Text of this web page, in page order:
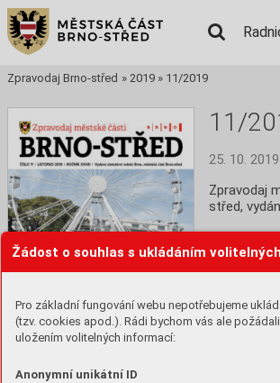
Žádost o souhlas s ukládáním
Pro základní fungování webu nepotřebujeme
(tzv. cookies apod.). Rádi bychom vás ale
uložením volitelných informací:
Anonymní unikátní ID
Zpravodaj Brno-střed » 2019 » 11/2019
11/
25. 10. 2019
Zpravodaj
střed,